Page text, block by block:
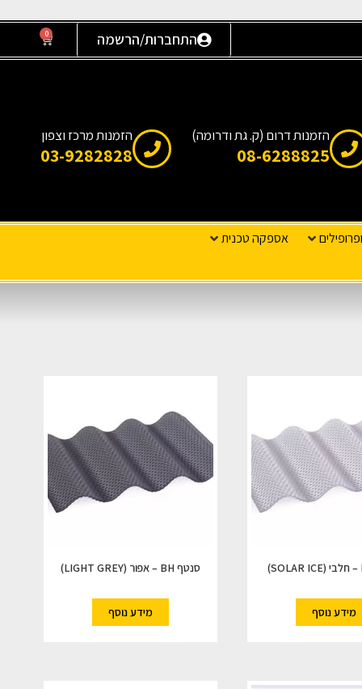
התחברות/הרשמה 0
הזמנות דרום (ק. גת ודרומה)
08-6288825
הזמנות מרכז וצפון
03-9282828
אספקה טכנית
מידע נוסף
סנטף BH – אפור (LIGHT GREY)
מידע נוסף